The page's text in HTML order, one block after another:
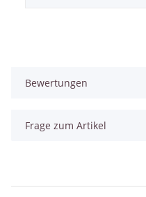
Bewertungen
Frage zum Artikel